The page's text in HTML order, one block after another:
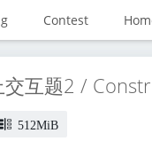
Contest
交互题2 /
512MiB